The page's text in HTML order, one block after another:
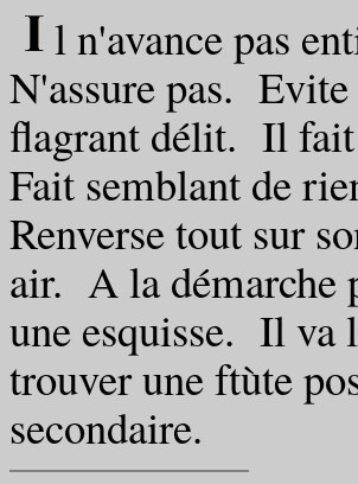
l n'avance pas
N'assure pas.
flagrant délit. Il fait
Fait semblant de
Renverse tout sur
air. A la
une esquisse. Il
trouver une ftùte
secondaire.